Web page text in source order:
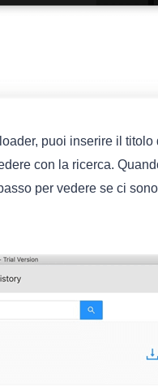
puoi inserire il
con la ricerca.
per vedere se ci